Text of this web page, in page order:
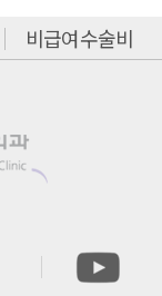
비급여수술비